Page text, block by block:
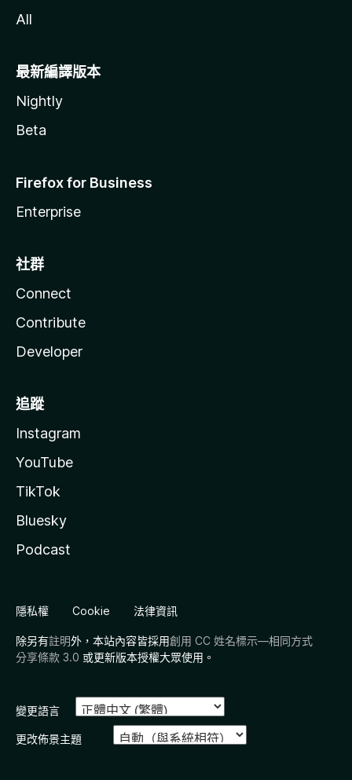
All
最新編譯版本
Nightly
Beta
Firefox for Business
Enterprise
社群
Connect
Contribute
Developer
追蹤
Instagram
YouTube
TikTok
Bluesky
Podcast
隱私權 Cookie 法律資訊
除另有註明外，本站內容皆採用創用 CC 姓名標示—相同方式
分享條款 3.0 或更新版本授權大眾使用。
變更語言
更改佈景主題